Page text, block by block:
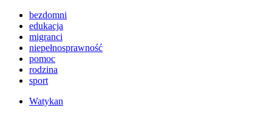
bezdomni
edukacja
migranci
niepełnosprawność
pomoc
rodzina
sport
Watykan